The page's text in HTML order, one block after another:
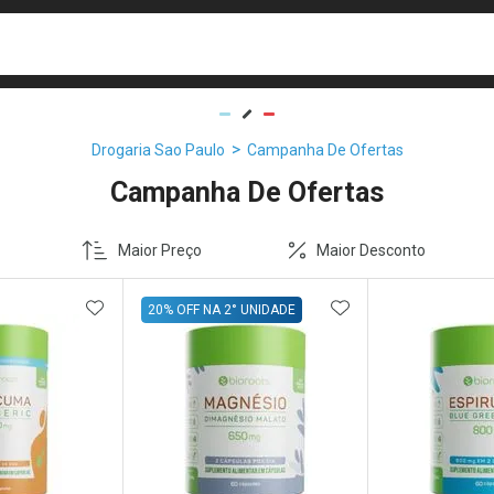
Drogaria Sao Paulo Campanha De Ofertas
Campanha De Ofertas
Maior Preço Maior Desconto
ADICIONAR AOS FAVORITOS
20% OFF NA 2° UNIDADE ADICIONAR AOS